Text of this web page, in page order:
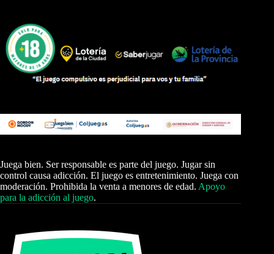
Juega bien. Ser responsable es parte del juego. Jugar sin
control causa adicción. El juego es entretenimiento. Juega con
moderación. Prohibida la venta a menores de edad. Apoyo
para la adicción al juego.